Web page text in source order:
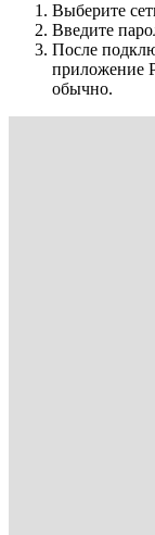
Выберите
Введите
После
приложение
обычно.